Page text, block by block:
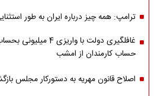
ترامپ: همه چیز درباره ایران به طور
غافلگیری دولت با
حساب کارمندان از امشب
اصلاح قانون مهریه به دستورکار مجلس